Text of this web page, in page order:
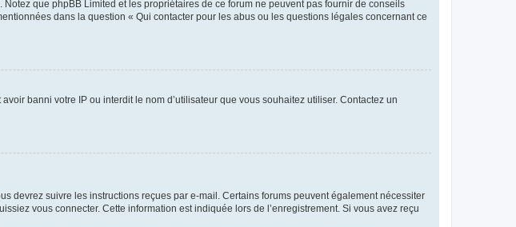
que phpBB Limited et les propriétaires de ce forum ne peuvent pas fournir de conseils
dans la question « Qui contacter pour les abus ou les questions légales concernant ce
banni votre IP ou interdit le nom d’utilisateur que vous souhaitez utiliser. Contactez un
devrez suivre les instructions reçues par e-mail. Certains forums peuvent également nécessiter
vous connecter. Cette information est indiquée lors de l’enregistrement. Si vous avez reçu